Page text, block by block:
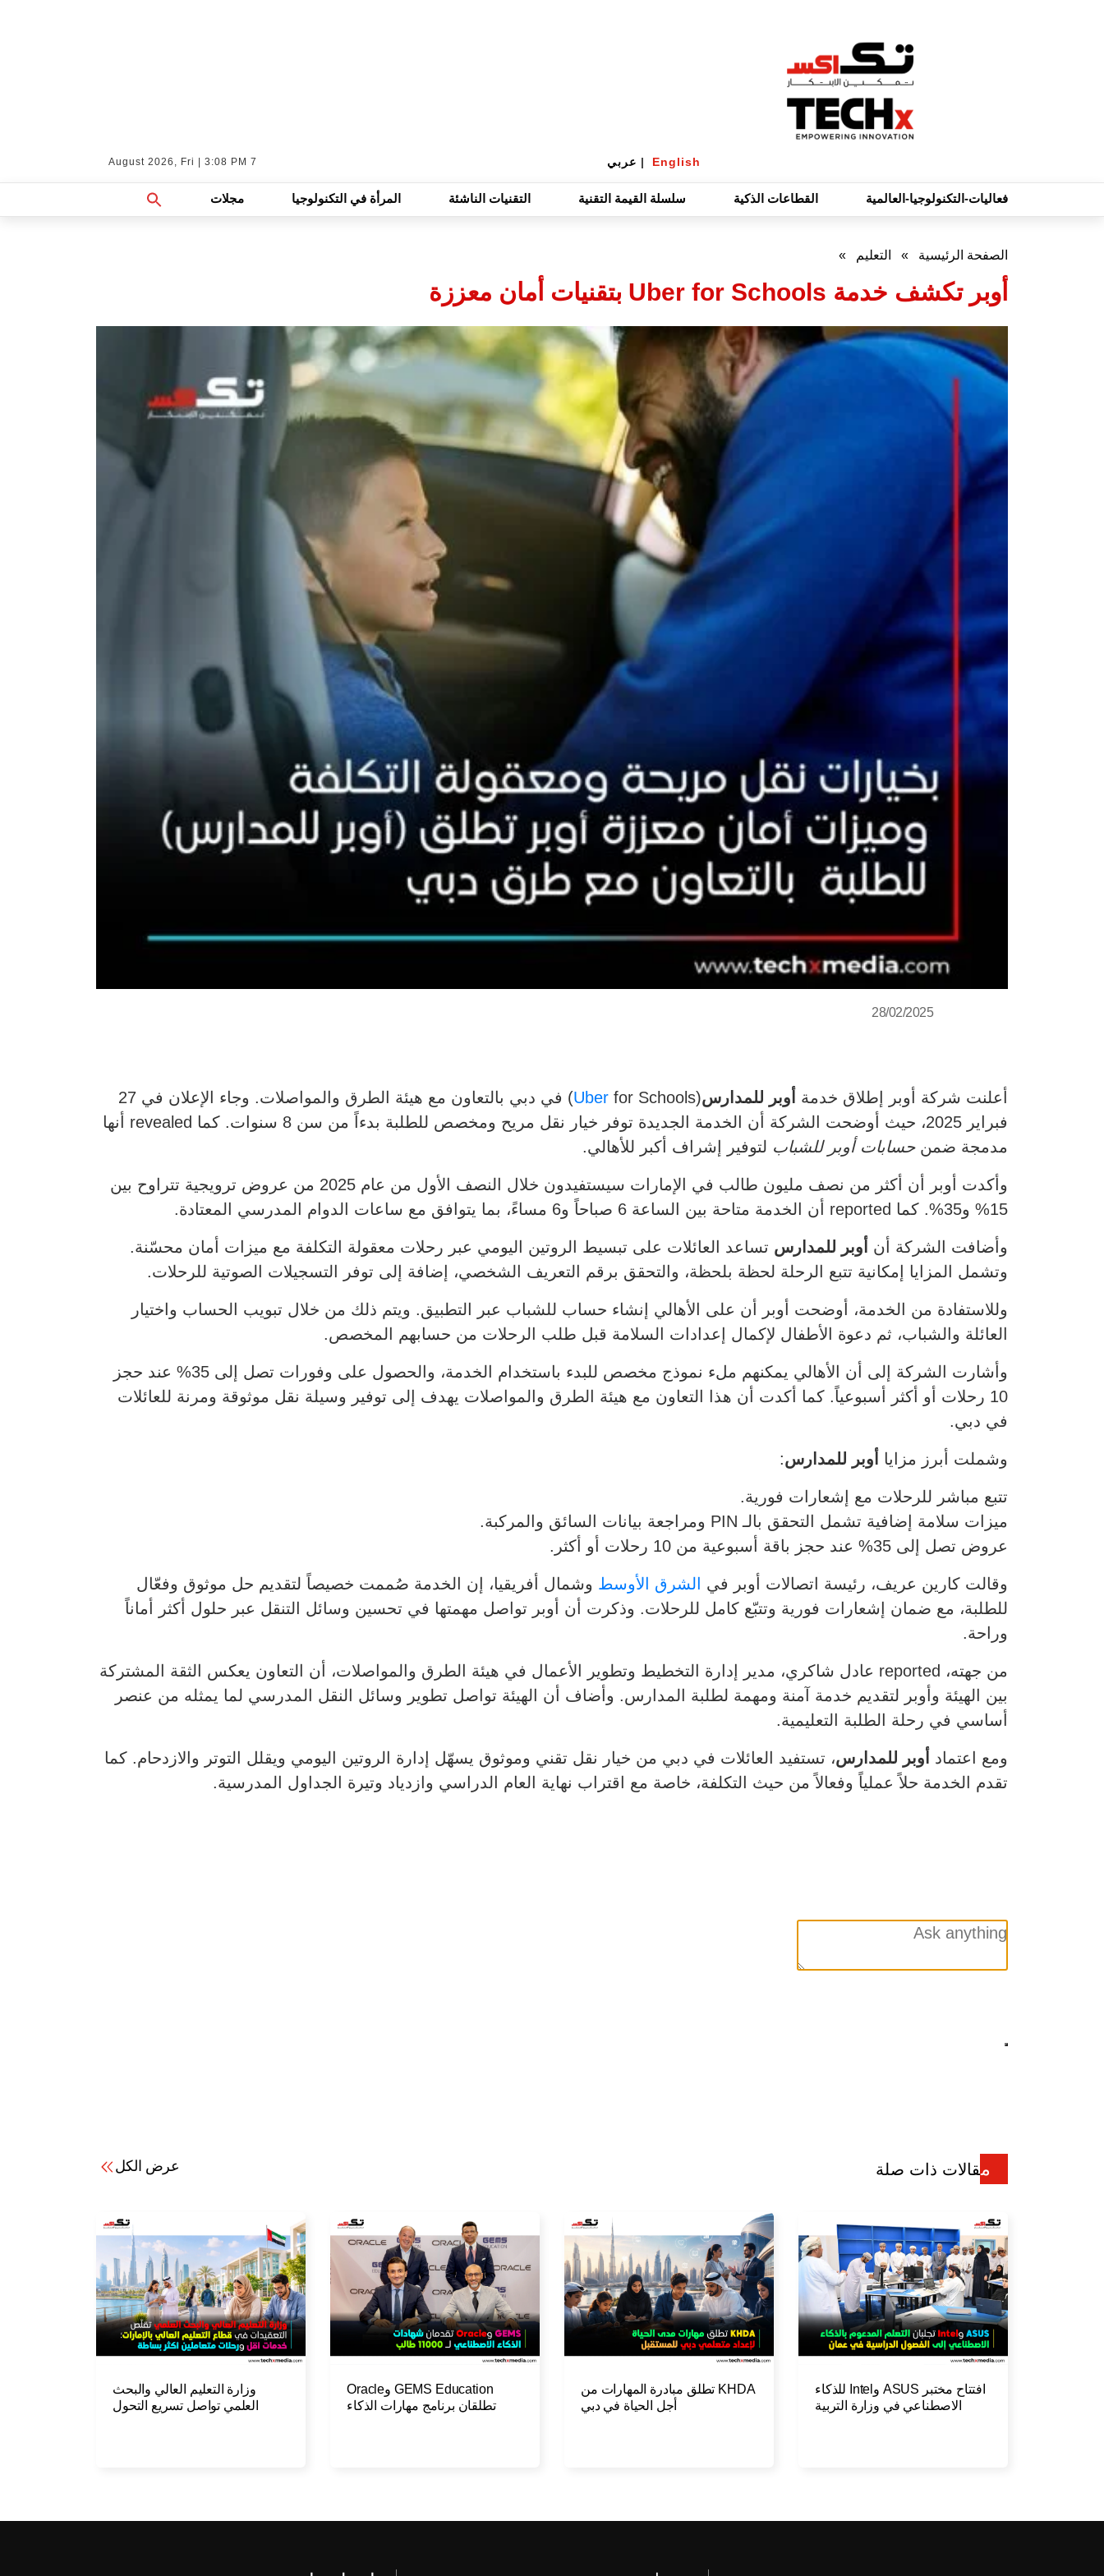
English
| عربي 7 August 2026, Fri | 3:08 PM
فعاليات-التكنولوجيا-العالمية القطاعات الذكية سلسلة القيمة التقنية التقنيات الناشئة المرأة في التكنولوجيا مجلات
Search
For:
Search Button
الصفحة الرئيسية » التعليم »
أوبر تكشف خدمة Uber for Schools بتقنيات أمان معززة
28/02/2025
أعلنت شركة أوبر إطلاق خدمة أوبر للمدارس(
Uber
for Schools) في دبي بالتعاون مع هيئة الطرق والمواصلات. وجاء الإعلان في 27
فبراير 2025، حيث أوضحت الشركة أن الخدمة الجديدة توفر خيار نقل مريح ومخصص للطلبة بدءاً من سن 8 سنوات. كما revealed أنها
مدمجة ضمنحسابات أوبر للشباب لتوفير إشراف أكبر للأهالي.
وأكدت أوبر أن أكثر من نصف مليون طالب في الإمارات سيستفيدون خلال النصف الأول من عام 2025 من عروض ترويجية تتراوح بين
15% و35%. كما reported أن الخدمة متاحة بين الساعة 6 صباحاً و6 مساءً، بما يتوافق مع ساعات الدوام المدرسي المعتادة.
وأضافت الشركة أن أوبر للمدارس تساعد العائلات على تبسيط الروتين اليومي عبر رحلات معقولة التكلفة مع ميزات أمان محسّنة.
وتشمل المزايا إمكانية تتبع الرحلة لحظة بلحظة، والتحقق برقم التعريف الشخصي، إضافة إلى توفر التسجيلات الصوتية للرحلات.
وللاستفادة من الخدمة، أوضحت أوبر أن على الأهالي إنشاء حساب للشباب عبر التطبيق. ويتم ذلك من خلال تبويب الحساب واختيار
العائلة والشباب، ثم دعوة الأطفال لإكمال إعدادات السلامة قبل طلب الرحلات من حسابهم المخصص.
وأشارت الشركة إلى أن الأهالي يمكنهم ملء نموذج مخصص للبدء باستخدام الخدمة، والحصول على وفورات تصل إلى 35% عند حجز
10 رحلات أو أكثر أسبوعياً. كما أكدت أن هذا التعاون مع هيئة الطرق والمواصلات يهدف إلى توفير وسيلة نقل موثوقة ومرنة للعائلات
في دبي.
وشملت أبرز مزايا أوبر للمدارس:
تتبع مباشر للرحلات مع إشعارات فورية.
ميزات سلامة إضافية تشمل التحقق بالـ PIN ومراجعة بيانات السائق والمركبة.
عروض تصل إلى 35% عند حجز باقة أسبوعية من 10 رحلات أو أكثر.
وقالت كارين عريف، رئيسة اتصالات أوبر في الشرق الأوسط وشمال أفريقيا، إن الخدمة صُممت خصيصاً لتقديم حل موثوق وفعّال
للطلبة، مع ضمان إشعارات فورية وتتبّع كامل للرحلات. وذكرت أن أوبر تواصل مهمتها في تحسين وسائل التنقل عبر حلول أكثر أماناً
وراحة.
من جهته، reported عادل شاكري، مدير إدارة التخطيط وتطوير الأعمال في هيئة الطرق والمواصلات، أن التعاون يعكس الثقة المشتركة
بين الهيئة وأوبر لتقديم خدمة آمنة ومهمة لطلبة المدارس. وأضاف أن الهيئة تواصل تطوير وسائل النقل المدرسي لما يمثله من عنصر
أساسي في رحلة الطلبة التعليمية.
ومع اعتماد أوبر للمدارس، تستفيد العائلات في دبي من خيار نقل تقني وموثوق يسهّل إدارة الروتين اليومي ويقلل التوتر والازدحام. كما
تقدم الخدمة حلاً عملياً وفعالاً من حيث التكلفة، خاصة مع اقتراب نهاية العام الدراسي وازدياد وتيرة الجداول المدرسية.
مقالات ذات صلة عرض الكل
افتتاح مختبر ASUS وIntel للذكاء
الاصطناعي في وزارة التربية
KHDA تطلق مبادرة المهارات من
أجل الحياة في دبي
GEMS Education وOracle
تطلقان برنامج مهارات الذكاء
وزارة التعليم العالي والبحث
العلمي تواصل تسريع التحول